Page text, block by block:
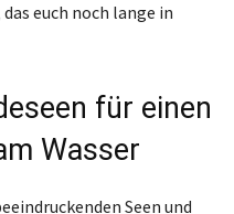
euch noch lange in
für einen
Wasser
Seen und